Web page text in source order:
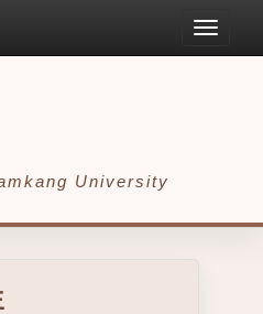
Toggle
University